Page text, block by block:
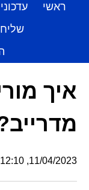
ראשי
איך
11/04/2023, 13:12:10